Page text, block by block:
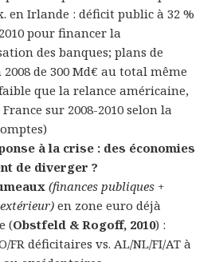
en Irlande : déficit public à 32 %
pour financer la
des banques; plans de
2008 de 300 Md€ au total même
que la relance américaine,
sur 2008-2010 selon la
à la crise : des économies
de diverger ?
(finances publiques +
en zone euro déjà
(Obstfeld & Rogoff, 2010) :
FR déficitaires vs. AL/NL/FI/AT à